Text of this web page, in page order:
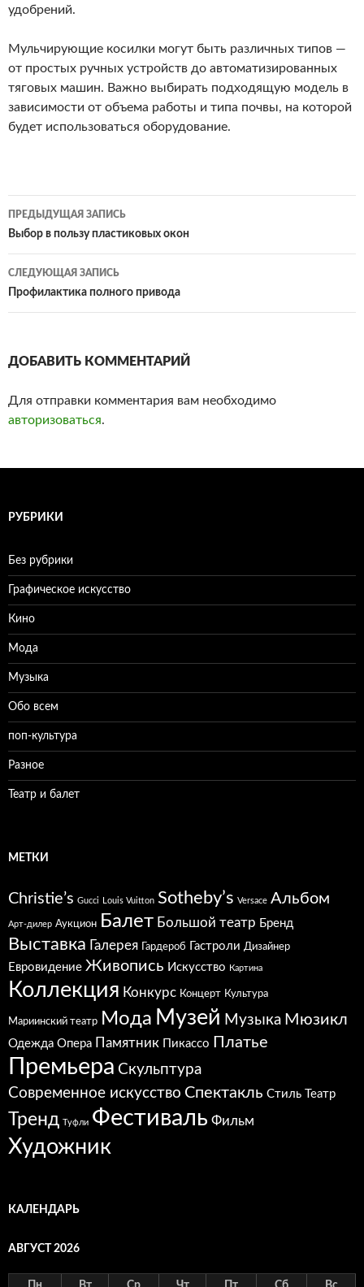
удобрений.
Мульчирующие косилки могут быть различных типов —
от простых ручных устройств до автоматизированных
тяговых машин. Важно выбирать подходящую модель в
зависимости от объема работы и типа почвы, на которой
будет использоваться оборудование.
Навигация
по
записям
ПРЕДЫДУЩАЯ ЗАПИСЬ
Выбор в пользу пластиковых окон
СЛЕДУЮЩАЯ ЗАПИСЬ
Профилактика полного привода
ДОБАВИТЬ КОММЕНТАРИЙ
Для отправки комментария вам необходимо
авторизоваться.
РУБРИКИ
Без рубрики
Графическое искусство
Кино
Мода
Музыка
Обо всем
поп-культура
Разное
Театр и балет
МЕТКИ
Christie’s Gucci Louis Vuitton Sotheby’s Versace Альбом
Арт-дилер Аукцион Балет Большой театр Бренд
Выставка Галерея Гардероб Гастроли Дизайнер
Евровидение Живопись Искусство Картина
Коллекция Конкурс Концерт Культура
Мариинский театр Мода Музей Музыка Мюзикл
Одежда Опера Памятник Пикассо Платье
Премьера Скульптура
Современное искусство Спектакль Стиль Театр
Тренд Туфли Фестиваль Фильм
Художник
КАЛЕНДАРЬ
АВГУСТ 2026